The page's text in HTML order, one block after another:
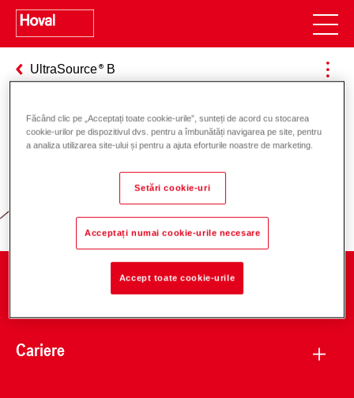
UltraSource B
Responsabilitate pentru energie și
mediu
Cariere
Făcând clic pe „Acceptați toate cookie-urile”, sunteți de acord cu stocarea
cookie-urilor pe dispozitivul dvs. pentru a îmbunătăți navigarea pe site, pentru
a analiza utilizarea site-ului și pentru a ajuta eforturile noastre de marketing.
Setări cookie-uri
Acceptați numai cookie-urile necesare
Accept toate cookie-urile